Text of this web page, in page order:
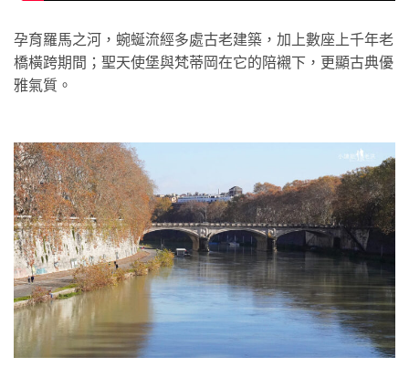
孕育羅馬之河，蜿蜒流經多處古老建築，加上數座上千年老
橋橫跨期間；聖天使堡與梵蒂岡在它的陪襯下，更顯古典優
雅氣質。